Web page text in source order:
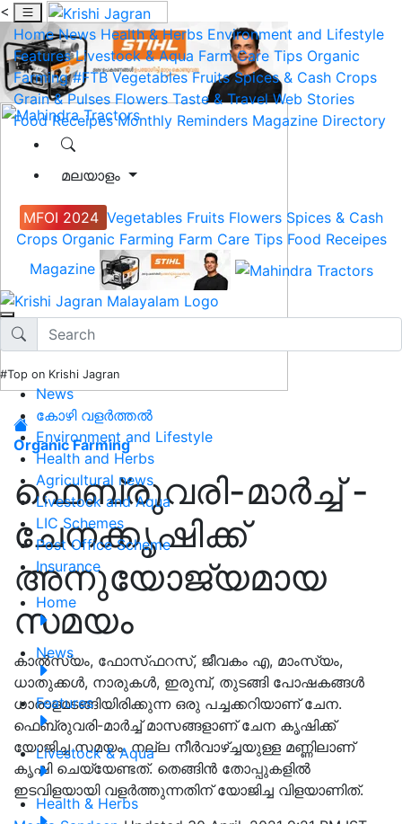
<
Home News Health & Herbs Environment and Lifestyle
Features Livestock & Aqua Farm Care Tips Organic
Farming #FTB Vegetables Fruits Spices & Cash Crops
Grain & Pulses Flowers Taste & Travel Web Stories
Food Receipes Monthly Reminders Magazine Directory
മലയാളം
MFOI 2024 Vegetables Fruits Flowers Spices & Cash
Crops Organic Farming Farm Care Tips Food Receipes
Magazine
#Top on Krishi Jagran
News
കോഴി വളർത്തൽ
Environment and Lifestyle
Health and Herbs
Agricultural news
Livestock and Aqua
LIC Schemes
Post Office Scheme
Insurance
Home
News
Features
Livestock & Aqua
Health & Herbs
Organic Farming
ഫെബ്രുവരി-മാർച്ച് -
ചേനക്കൃഷിക്ക്
അനുയോജ്യമായ
സമയം
കാൽസ്യം, ഫോസ്‌ഫറസ്, ജീവകം എ, മാംസ്യം,
ധാതുക്കൾ, നാരുകൾ, ഇരുമ്പ്, തുടങ്ങി പോഷകങ്ങൾ
ധാരാളമടങ്ങിയിരിക്കുന്ന ഒരു പച്ചക്കറിയാണ് ചേന.
ഫെബ്രുവരി-മാർച്ച് മാസങ്ങളാണ് ചേന കൃഷിക്ക്
യോജിച്ച സമയം. നല്ല നീർവാഴ്ച്ചയുള്ള മണ്ണിലാണ്
കൃഷി ചെയ്യേണ്ടത്. തെങ്ങിൻ തോപ്പുകളിൽ
ഇടവിളയായി വളർത്തുന്നതിന് യോജിച്ച വിളയാണിത്.